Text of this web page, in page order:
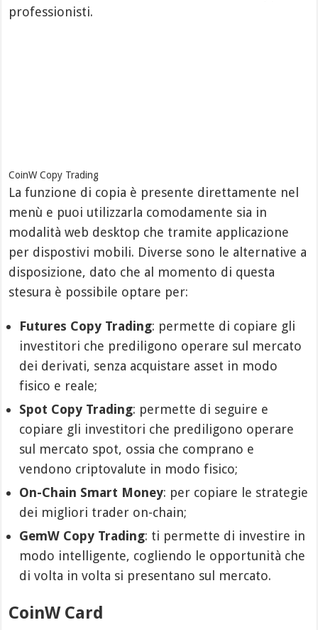
professionisti.
CoinW Copy Trading
La funzione di copia è presente direttamente nel
menù e puoi utilizzarla comodamente sia in
modalità web desktop che tramite applicazione
per dispostivi mobili. Diverse sono le alternative a
disposizione, dato che al momento di questa
stesura è possibile optare per:
Futures Copy Trading: permette di copiare gli
investitori che prediligono operare sul mercato
dei derivati, senza acquistare asset in modo
fisico e reale;
Spot Copy Trading: permette di seguire e
copiare gli investitori che prediligono operare
sul mercato spot, ossia che comprano e
vendono criptovalute in modo fisico;
On-Chain Smart Money: per copiare le strategie
dei migliori trader on-chain;
GemW Copy Trading: ti permette di investire in
modo intelligente, cogliendo le opportunità che
di volta in volta si presentano sul mercato.
CoinW Card